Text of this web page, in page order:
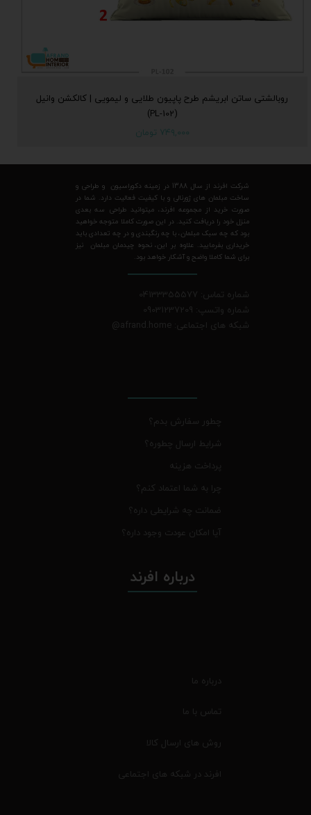
روبالشتی ساتن ابریشم طرح پاپیون طلایی و لیمویی | کالکشن وانیل
(PL-102)
۷۴۹,۰۰۰ تومان
شرکت افرند از سال 1388 در زمینه دکوراسیون و طراحی و
ساخت مبلمان های ژورنالی و با کیفیت فعالیت دارد. شما در
صورت خرید از مجموعه افرند، میتوانید طراحی سه بعدی
منزل خود را دریافت کنید. در این صورت کاملا متوجه خواهید
بود که چه سبک مبلمان، با چه رنگبندی و در چه تعدادی باید
خریداری بفرمایید. علاوه بر این، نحوه چیدمان مبلمان نیز
برای شما کاملا واضح و آشکار خواهد بود.
شماره تماس: 04133355577
شماره واتسپ: 09031237209
شبکه های اجتماعی: afrand.home
@
چطور سفارش بدم؟
شرایط ارسال چطوره؟
پرداخت هزینه
چرا به شما اعتماد کنم؟
ضمانت چه شرایطی داره؟
آیا امکان عودت وجود داره؟
درباره افرند
درباره ما
تماس با ما
روش های ارسال کالا
افرند در شبکه های اجتماعی